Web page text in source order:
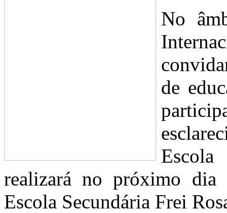
No
de
realizará no próximo
Escola Secundária Frei